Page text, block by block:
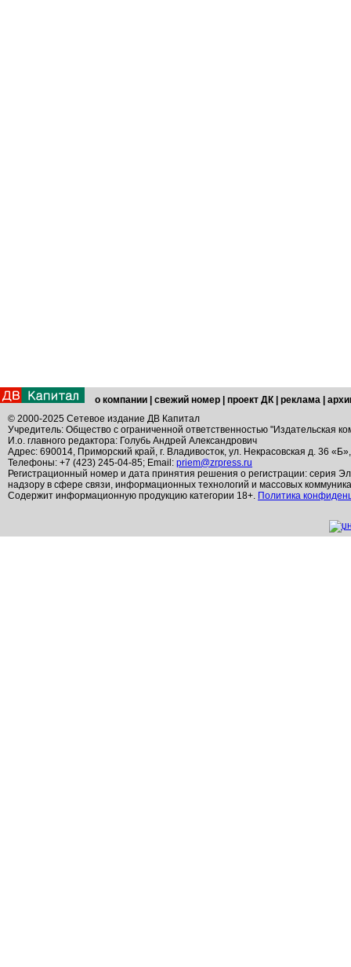
о компании свежий номер проект ДК реклама
© 2000-2025 Сетевое издание ДВ Капитал
Учредитель: Общество с ограниченной ответственностью "Издательская
И.о. главного редактора: Голубь Андрей Александрович
Адрес: 690014, Приморский край, г. Владивосток, ул. Некрасовская д. 36
Телефоны: +7 (423) 245-04-85; Email: priem@zrpress.ru
Регистрационный номер и дата принятия решения о регистрации: серия
надзору в сфере связи, информационных технологий и массовых
Содержит информационную продукцию категории 18+. Политика